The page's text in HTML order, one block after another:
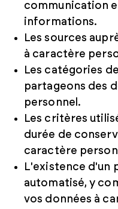
communication
informations.
Les sources
à caractère
Les catégories
partageons des
personnel.
Les critères
durée de
caractère
L'existence d'un
automatisé, y
vos données à